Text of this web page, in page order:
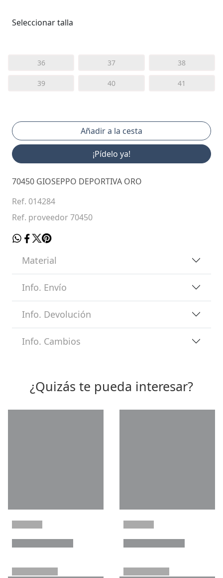
Seleccionar talla
36 37 38
39 40 41
¡Pídelo ya!
70450 GIOSEPPO DEPORTIVA ORO
Ref. 014284
Ref. proveedor 70450
Material
Info. Envío
Info. Devolución
Info. Cambios
¿Quizás te pueda interesar?